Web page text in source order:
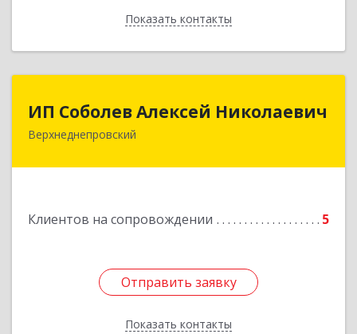
Показать контакты
Назад
ИП Соболев Алексей Николаевич
Верхнеднепровский
Клиентов на сопровождении 5
Отправить заявку
Показать контакты
ИП Соболев Алексей Николаевич
Отправить заявку
Назад